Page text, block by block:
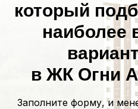
который
наиболее
в ЖК Огни
Заполните форму, и